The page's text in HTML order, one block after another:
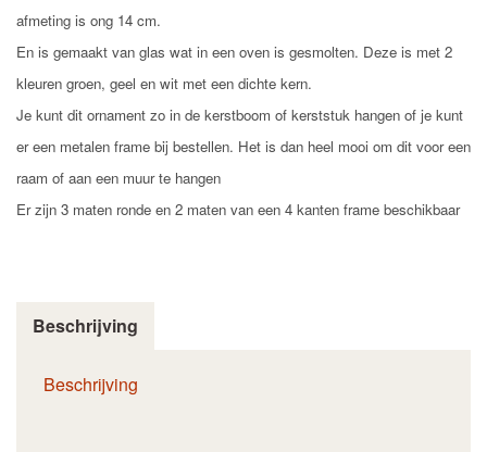
afmeting is ong 14 cm.
En is gemaakt van glas wat in een oven is gesmolten. Deze is met 2
kleuren groen, geel en wit met een dichte kern.
Je kunt dit ornament zo in de kerstboom of kerststuk hangen of je kunt
er een metalen frame bij bestellen. Het is dan heel mooi om dit voor een
raam of aan een muur te hangen
Er zijn 3 maten ronde en 2 maten van een 4 kanten frame beschikbaar
Beschrijving
Beschrijving